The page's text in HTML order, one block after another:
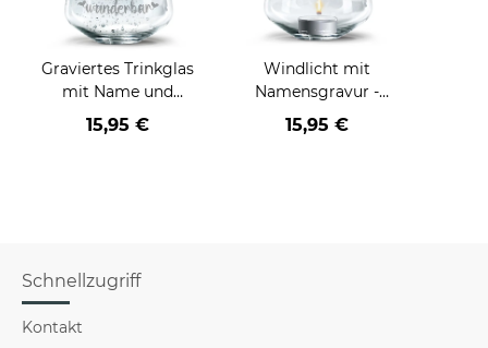
Graviertes Trinkglas
mit Name und
Spruch - Du bist
wunderbar
15,95 €
Windlicht mit
Namensgravur -
Konfirmationsgeschenk
mit Spruch - Seid
15,95 €
Schnellzugriff
Kontakt